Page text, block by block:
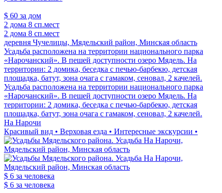
$ 60 за дом
2 дома 8 сп.мест
2 дома 8 сп.мест
деревня Чучелицы, Мядельский район, Минская область
Усадьба расположена на территории национального парка
«Нарочанский». В пешей доступности озеро Мядель. На
территории: 2 домика, беседка с печью-барбекю, детская
площадка, батут, зона очага с гамаком, сеновал, 2 качелей.
Усадьба расположена на территории национального парка
«Нарочанский». В пешей доступности озеро Мядель. На
территории: 2 домика, беседка с печью-барбекю, детская
площадка, батут, зона очага с гамаком, сеновал, 2 качелей.
На Нарочи
Красивый вид • Верховая езда • Интересные экскурсии •
$ 6 за человека
$ 6 за человека